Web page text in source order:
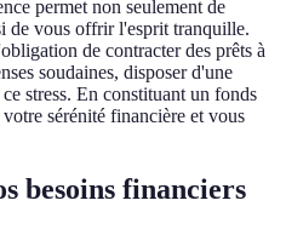
permet non seulement de
de vous offrir l'esprit tranquille.
de contracter des prêts à
soudaines, disposer d'une
stress. En constituant un fonds
sérénité financière et vous
besoins financiers